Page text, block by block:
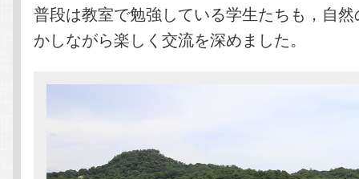
普段は教室で勉強している学生たちも，自
かしながら楽しく交流を深めました。